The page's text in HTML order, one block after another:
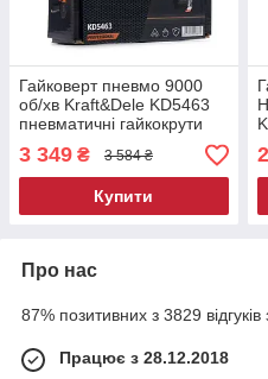
Гайковерт пневмо 9000
об/хв Kraft&Dele KD5463
пневматичні гайкокрути
3 349 ₴ 3 584 ₴
Купити
Про нас
87% позитивних з 3829 відгуків
Працює з 28.12.2018